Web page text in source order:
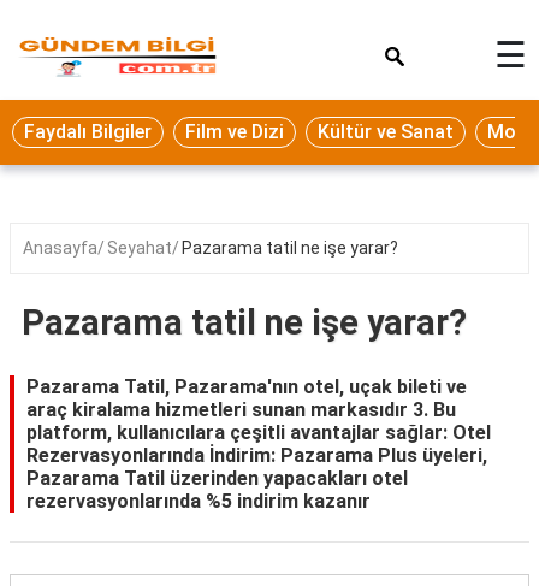
Eğitim
Ekonomi
Seyahat
Oyun
Yaşam
Hukuk
Blog
☰
Faydalı Bilgiler Film ve Dizi Kültür ve Sanat
Anasayfa Seyahat Pazarama tatil ne işe yarar?
Pazarama tatil ne işe yarar?
Pazarama Tatil, Pazarama'nın otel, uçak bileti ve
araç kiralama hizmetleri sunan markasıdır 3. Bu
platform, kullanıcılara çeşitli avantajlar sağlar: Otel
Rezervasyonlarında İndirim: Pazarama Plus üyeleri,
Pazarama Tatil üzerinden yapacakları otel
rezervasyonlarında %5 indirim kazanır